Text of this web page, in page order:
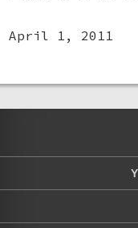
April 1, 2011